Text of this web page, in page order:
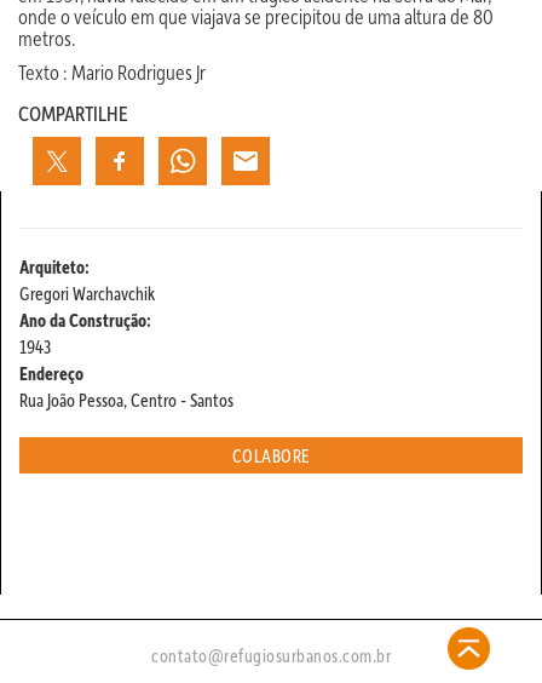
onde o veículo em que viajava se precipitou de uma altura de 80
metros.
Texto : Mario Rodrigues Jr
COMPARTILHE
Arquiteto:
Gregori Warchavchik
Ano da Construção:
1943
Endereço
Rua João Pessoa, Centro - Santos
COLABORE
contato@refugiosurbanos.com.br